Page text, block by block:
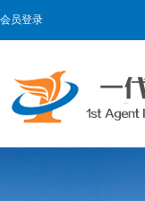
会员登录